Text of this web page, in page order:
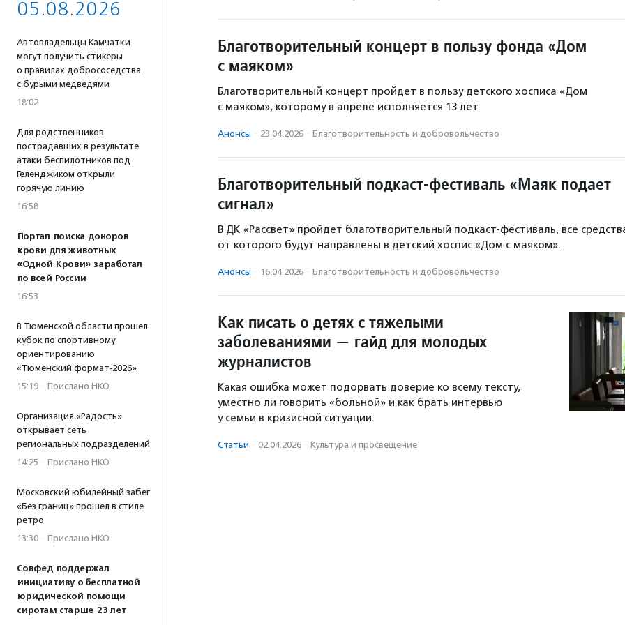
05.08.2026
Автовладельцы Камчатки
могут получить стикеры
о правилах добрососедства
с бурыми медведями
18:02
Для родственников
пострадавших в результате
атаки беспилотников под
Геленджиком открыли
горячую линию
16:58
Портал поиска доноров
крови для животных
«Одной Крови» заработал
по всей России
16:53
В Тюменской области прошел
кубок по спортивному
ориентированию
«Тюменский формат-2026»
15:19 · Прислано НКО
Организация «Радость»
открывает сеть
региональных подразделений
14:25 · Прислано НКО
Московский юбилейный забег
«Без границ» прошел в стиле
ретро
13:30 · Прислано НКО
Совфед поддержал
инициативу о бесплатной
юридической помощи
сиротам старше 23 лет
Благотворительный концерт в пользу фонда «Дом
с маяком»
Благотворительный концерт пройдет в пользу детского хосписа «Дом
с маяком», которому в апреле исполняется 13 лет.
Анонсы · 23.04.2026 · Благотвори­тель­ность и доброволь­чест­во
Благотворительный подкаст-фестиваль «Маяк подает
сигнал»
В ДК «Рассвет» пройдет благотворительный подкаст-фестиваль, все
от которого будут направлены в детский хоспис «Дом с маяком».
Анонсы · 16.04.2026 · Благотвори­тель­ность и доброволь­чест­во
Как писать о детях с тяжелыми
заболеваниями — гайд для молодых
журналистов
Какая ошибка может подорвать доверие ко всему тексту,
уместно ли говорить «больной» и как брать интервью
у семьи в кризисной ситуации.
Статьи · 02.04.2026 · Культура и просвещение